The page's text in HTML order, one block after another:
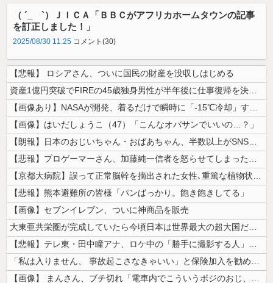
（ ´_ゝ`）ＪＩＣＡ「ＢＢＣがアフリカホームタウンの記事
を訂正しました！」
2025/08/30 11:25 コメント(30)
【悲報】 ロシアさん、ついに国民の財産を没収しはじめる
資産1億円突破でFIREの45歳独身男性が半年後に仕事復帰を決意した「...
【画像あり】NASAが開発、着るだけで瞬時に「-15℃冷却」する冷感ポ...
【画像】はいだしょうこ（47）「こんなオバサンでいいの…？」
【朗報】日本のおじいちゃん・おばあちゃん、半数以上がSNSを使いこなし...
【悲報】プロゲーマーさん、加藤純一信者を怒らせてしまった結果、好き嫌い...
【京都大病院】誤って正常脳幹を摘出された女性､重篤な植物状態だが意識は...
【悲報】熊本避難所の皆様「パンばっかり。飽き飽きしてる」
【画像】セブンイレブン、ついに神商品を販売
大東亜共栄圏が完成していたら今頃日本は世界最大の超大国だった事実
【悲報】テレ東・田中瞳アナ、ロケ中の「勝手に撮影する人」に苦言「面識の...
「私は入りません、 事故起こさなきゃいい」と保険加入を勧められた推し活...
【画像】 まんさん、ブチ切れ「電車内でこういうポジのおじ、ガチでイラネ...